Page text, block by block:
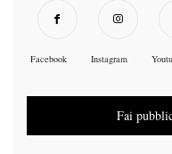
Facebook Instagram
Fai